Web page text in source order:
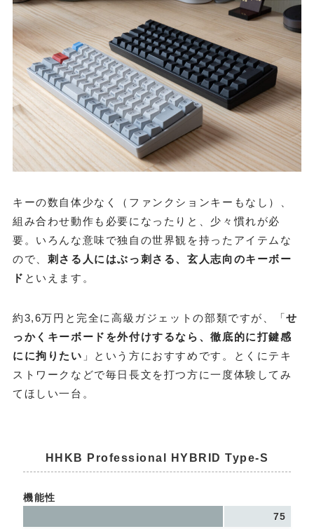
キーの数自体少なく（ファンクションキーもなし）、
組み合わせ動作も必要になったりと、少々慣れが必
要。いろんな意味で独自の世界観を持ったアイテムな
ので、 刺さる人にはぶっ刺さる、玄人志向のキーボー
ド といえます。
約3,6万円と完全に高級ガジェットの部類ですが、「せ
っかくキーボードを外付けするなら、徹底的に打鍵感
にに拘りたい 」という方におすすめです。とくにテキ
ストワークなどで毎日長文を打つ方に一度体験してみ
てほしい一台。
HHKB Professional HYBRID Type-S
機能性
75